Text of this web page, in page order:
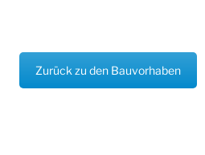
Zurück zu den Bauvorhaben